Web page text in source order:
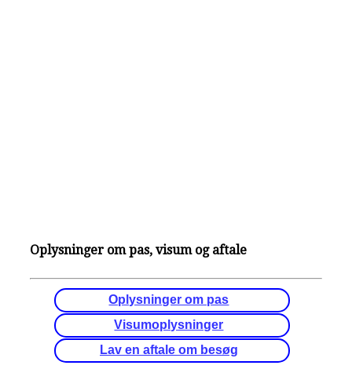
Oplysninger om pas, visum og aftale
Oplysninger om pas
Visumoplysninger
Lav en aftale om besøg